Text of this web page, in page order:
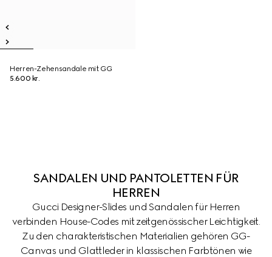
Herren-Zehensandale mit GG
5.600 kr.
SANDALEN UND PANTOLETTEN FÜR
HERREN
Gucci Designer-Slides und Sandalen für Herren
verbinden House-Codes mit zeitgenössischer Leichtigkeit.
Zu den charakteristischen Materialien gehören GG-
Canvas und Glattleder in klassischen Farbtönen wie